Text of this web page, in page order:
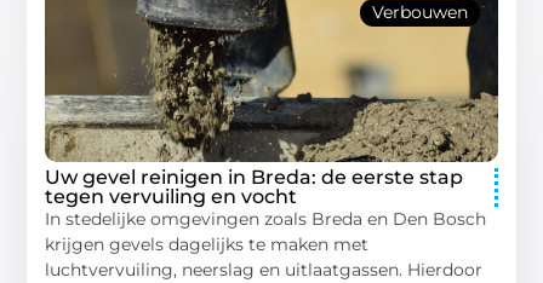
Verbouwen
Uw gevel reinigen in Breda: de eerste stap
tegen vervuiling en vocht
In stedelijke omgevingen zoals Breda en Den Bosch
krijgen gevels dagelijks te maken met
luchtvervuiling, neerslag en uitlaatgassen. Hierdoor